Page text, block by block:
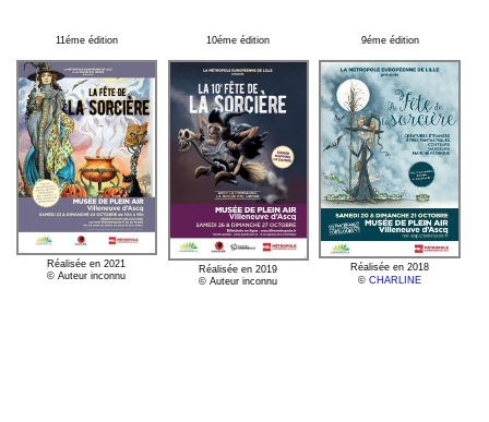
11éme édition
Réalisée en 2021
© Auteur inconnu
10éme édition
Réalisée en 2019
© Auteur inconnu
9éme édition
Réalisée en 2018
©CHARLINE